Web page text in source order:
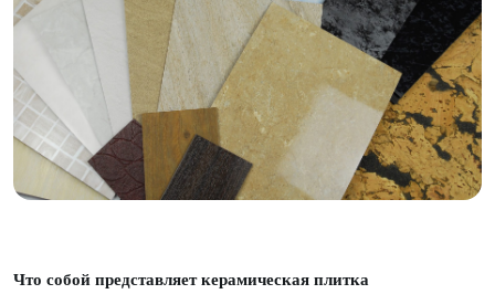
Что собой представляет керамическая плитка